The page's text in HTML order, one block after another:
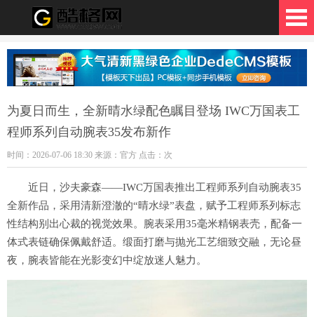
格网
为夏日而生，全新晴水绿配色瞩目登场 IWC万国表工
程师系列自动腕表35发布新作
时间：2026-07-06 18:30 来源：官方 点击： 次
近日，沙夫豪森——IWC万国表推出工程师系列自动腕表35
全新作品，采用清新澄澈的“晴水绿”表盘，赋予工程师系列标志
性结构别出心裁的视觉效果。腕表采用35毫米精钢表壳，配备一
体式表链确保佩戴舒适。缎面打磨与抛光工艺细致交融，无论昼
夜，腕表皆能在光影变幻中绽放迷人魅力。